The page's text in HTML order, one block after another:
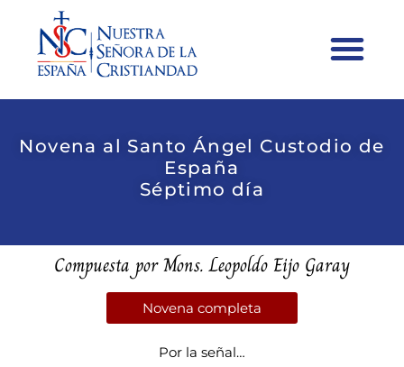
Novena al Santo Ángel Custodio de
España
Séptimo día
Compuesta por Mons. Leopoldo Eijo Garay
Novena completa
Por la señal…